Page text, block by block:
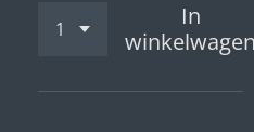
In